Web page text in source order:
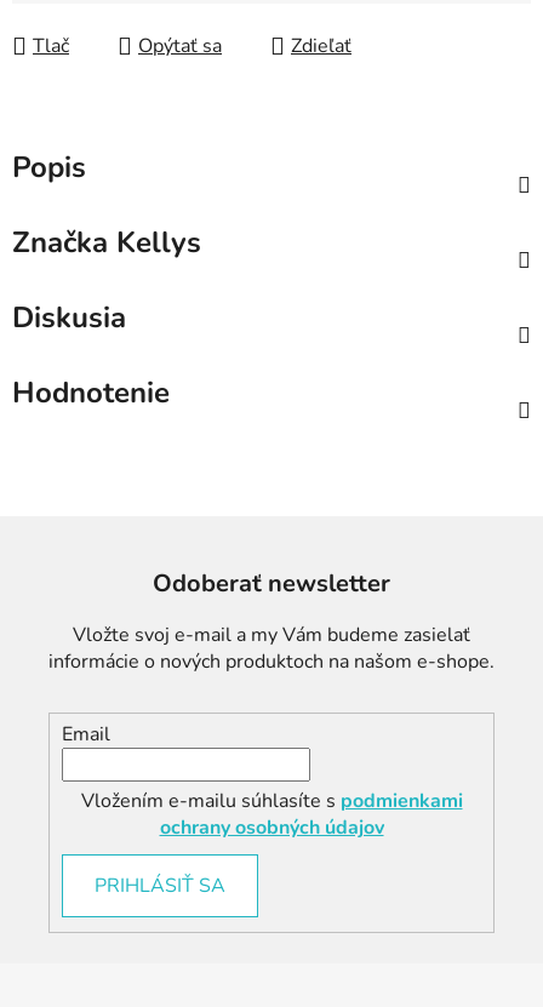
Tlač
Opýtať sa Zdieľať
Popis
Značka Kellys
Diskusia
Hodnotenie
Odoberať newsletter
Vložte svoj e-mail a my Vám budeme zasielať
informácie o nových produktoch na našom e-shope.
Email
Vložením e-mailu súhlasíte s podmienkami
ochrany osobných údajov
PRIHLÁSIŤ SA